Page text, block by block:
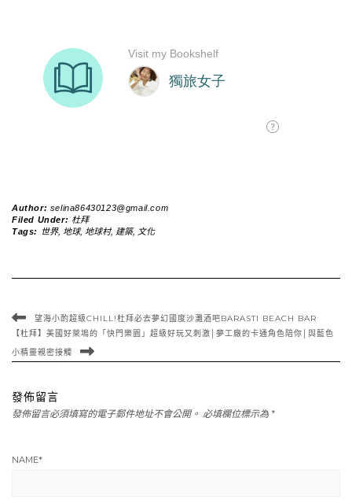
Author: selina86430123@gmail.com
Filed Under: 杜拜
Tags:
世界, 地球, 地球村, 建築, 文化
望海小酌超級CHILL!杜拜必去夢幻國度沙灘酒吧BARASTI BEACH BAR
【杜拜】美國好萊塢的「快門樂園」超級好玩又刺激│夢工廠的卡通角色陪你│與藍色
小精靈親密接觸
發佈留言
發佈留言必須填寫的電子郵件地址不會公開。 必填欄位標示為 *
NAME*